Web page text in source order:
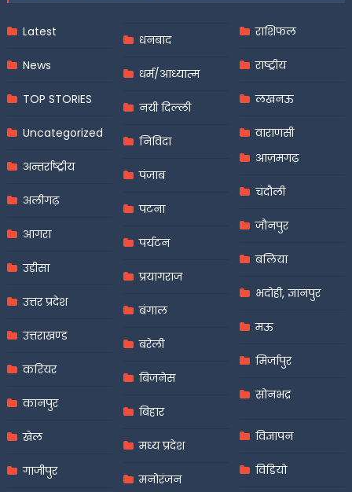
Latest
News
TOP STORIES
Uncategorized
अन्तर्राष्ट्रीय
अलीगढ़
आगरा
उड़ीसा
उत्तर प्रदेश
उत्तराखण्ड
करियर
कानपुर
खेल
गाजीपुर
धनबाद
धर्म/आध्यात्म
नयी दिल्ली
निविदा
पंजाब
पटना
पर्यटन
प्रयागराज
बंगाल
बरेली
बिजनेस
बिहार
मध्य प्रदेश
मनोरंजन
राशिफल
राष्ट्रीय
लखनऊ
वाराणसी
आज़मगढ़
चंदौली
जौनपुर
बलिया
भदोही, ज्ञानपुर
मऊ
मिर्जापुर
सोनभद्र
विज्ञापन
विडियो